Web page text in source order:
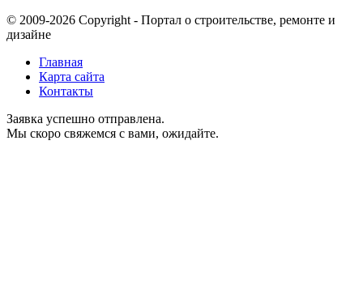
© 2009-2026 Copyright - Портал о строительстве, ремонте и
дизайне
Главная
Карта сайта
Контакты
Заявка успешно отправлена.
Мы скоро свяжемся с вами, ожидайте.